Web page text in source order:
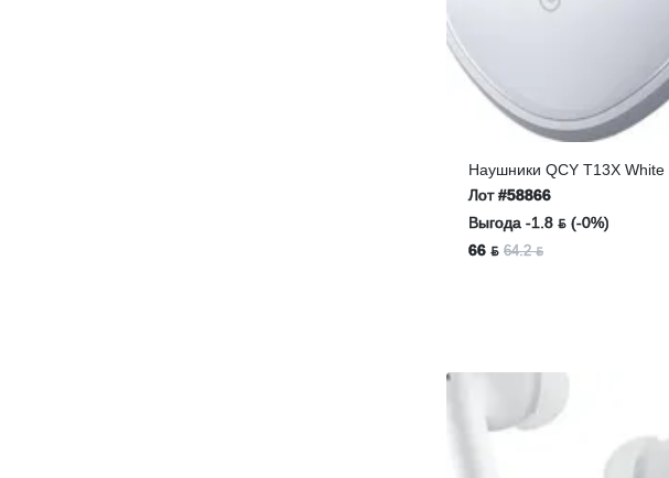
Наушники QCY T13X White
Лот#58866
Выгода -1.8 ƃ (-0%)
66 ƃ 64.2 ƃ